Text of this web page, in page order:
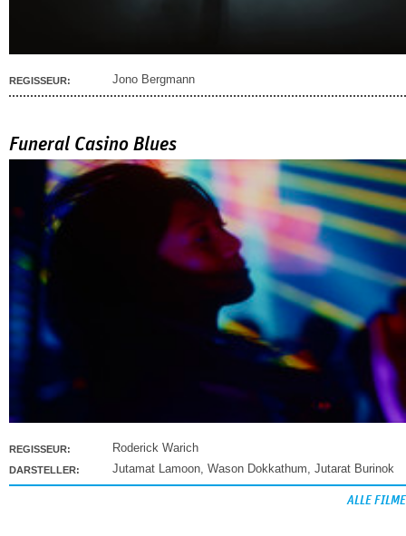
REGISSEUR: Jono Bergmann
Funeral Casino Blues
REGISSEUR: Roderick Warich
DARSTELLER: Jutamat Lamoon, Wason Dokkathum, Jutarat Burinok
ALLE FILME